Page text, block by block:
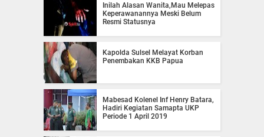
Inilah Alasan Wanita,Mau Melepas
Keperawanannya Meski Belum
Resmi Statusnya
Kapolda Sulsel Melayat Korban
Penembakan KKB Papua
Mabesad Kolenel Inf Henry Batara,
Hadiri Kegiatan Samapta UKP
Periode 1 April 2019